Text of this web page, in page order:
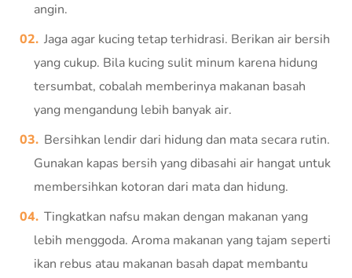
angin.
Jaga agar kucing tetap terhidrasi. Berikan air bersih
yang cukup. Bila kucing sulit minum karena hidung
tersumbat, cobalah memberinya makanan basah
yang mengandung lebih banyak air.
Bersihkan lendir dari hidung dan mata secara rutin.
Gunakan kapas bersih yang dibasahi air hangat untuk
membersihkan kotoran dari mata dan hidung.
Tingkatkan nafsu makan dengan makanan yang
lebih menggoda. Aroma makanan yang tajam seperti
ikan rebus atau makanan basah dapat membantu